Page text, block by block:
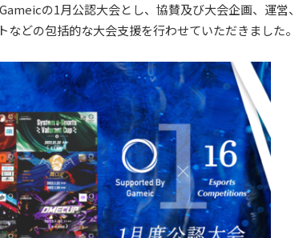
の1月公認大会とし、協賛及び大会企画、運営、
どの包括的な大会支援を行わせていただきました。